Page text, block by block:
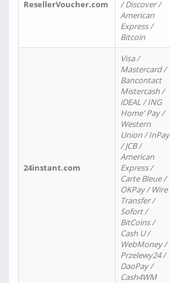
ResellerVoucher.com
/ Discover /
American
Express /
Bitcoin
24instant.com
Visa /
Mastercard /
Bancontact
Mistercash /
iDEAL / ING
Home' Pay /
Western
Union / InPay
/ JCB /
American
Express /
Carte Bleue /
OKPay / Wire
Transfer /
Sofort /
BitCoins /
Cash U /
WebMoney /
Przelewy24 /
DaoPay /
Cash4WM